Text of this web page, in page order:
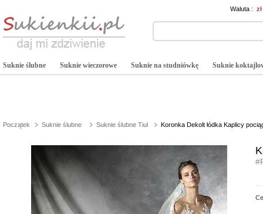
Waluta :
Suknie ślubne Suknie wieczorowe Suknie na studniówkę Suknie
Początek Suknie ślubne Suknie ślubne Tiul Koronka Dekolt łódka Kaplicy